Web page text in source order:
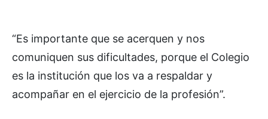
“Es importante que se acerquen y nos
comuniquen sus dificultades, porque el Colegio
es la institución que los va a respaldar y
acompañar en el ejercicio de la profesión”.